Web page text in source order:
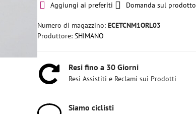
Aggiungi ai preferiti Domanda sul prodotto
Numero di magazzino: ECETCNM1ORL03
Produttore: SHIMANO
Resi fino a 30 Giorni
Resi Assistiti e Reclami sui Prodotti
Siamo ciclisti